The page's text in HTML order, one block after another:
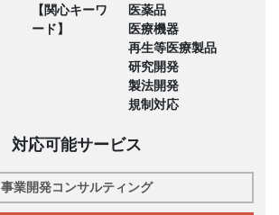
【関心キーワ
ード】
医薬品
医療機器
再生等医療製品
研究開発
製法開発
規制対応
対応可能サービス
事業開発コンサルティング